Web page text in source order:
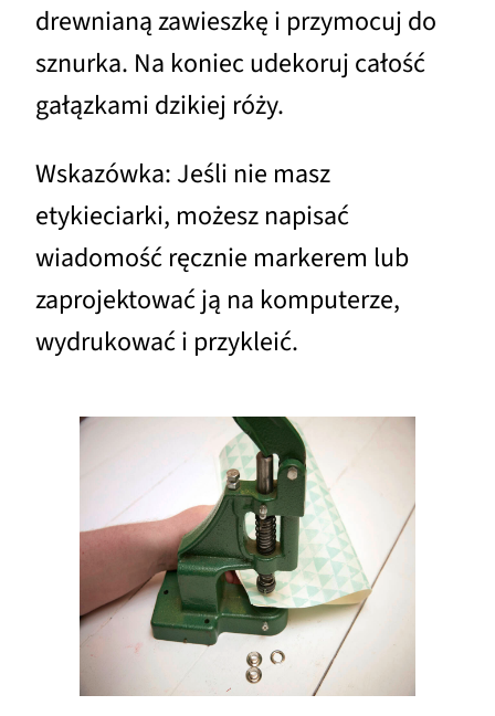
drewnianą zawieszkę i przymocuj do
sznurka. Na koniec udekoruj całość
gałązkami dzikiej róży.
Wskazówka: Jeśli nie masz
etykieciarki, możesz napisać
wiadomość ręcznie markerem lub
zaprojektować ją na komputerze,
wydrukować i przykleić.